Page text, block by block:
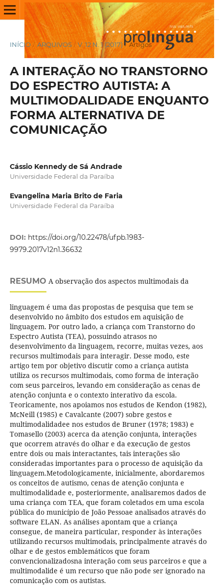
INÍCIO / ARQUIVOS / V. 12 N. 1 (2017) / Artigos
A INTERAÇÃO NO TRANSTORNO
DO ESPECTRO AUTISTA: A
MULTIMODALIDADE ENQUANTO
FORMA ALTERNATIVA DE
COMUNICAÇÃO
Cássio Kennedy de Sá Andrade
Universidade Federal da Paraíba
Evangelina Maria Brito de Faria
Universidade Federal da Paraíba
DOI: https://doi.org/10.22478/ufpb.1983-
9979.2017v12n1.36632
RESUMO A observação dos aspectos multimodais da
linguagem é uma das propostas de pesquisa que tem se
desenvolvido no âmbito dos estudos em aquisição de
linguagem. Por outro lado, a criança com Transtorno do
Espectro Autista (TEA), possuindo atrasos no
desenvolvimento da linguagem, recorre, muitas vezes, aos
recursos multimodais para interagir. Desse modo, este
artigo tem por objetivo discutir como a criança autista
utiliza os recursos multimodais, como forma de interação
com seus parceiros, levando em consideração as cenas de
atenção conjunta e o contexto interativo da escola.
Teoricamente, nos apoiamos nos estudos de Kendon (1982),
McNeill (1985) e Cavalcante (2007) sobre gestos e
multimodalidadee nos estudos de Bruner (1978; 1983) e
Tomasello (2003) acerca da atenção conjunta, interações
que ocorrem através do olhar e da execução de gestos
entre dois ou mais interactantes, tais interações são
consideradas importantes para o processo de aquisição da
linguagem.Metodologicamente, inicialmente, abordaremos
os conceitos de autismo, cenas de atenção conjunta e
multimodalidade e, posteriormente, analisaremos dados de
uma criança com TEA, que foram coletados em uma escola
pública do município de João Pessoae analisados através do
software ELAN. As análises apontam que a criança
consegue, de maneira particular, responder às interações
utilizando recursos multimodais, principalmente através do
olhar e de gestos emblemáticos que foram
convencionalizadosna interação com seus parceiros e que a
multimodalide é um recurso que não pode ser ignorado na
comunicação com os autistas.